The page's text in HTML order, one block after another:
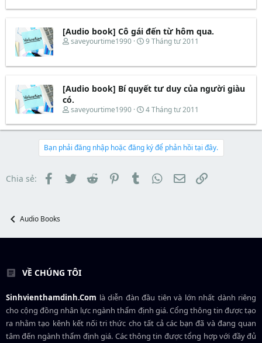
a
t
e
ầ
r
a
d
a
t
e
r
à
b
ắ
ầ
[Audio book] Cô gái đến từ hôm qua.
T
e
d
s
t
a
r
t
e
r
saveyourtime1990
N
y
ắ
đ
ầ
u
9 Tháng tư 2011
[Audio book] Bí quyết tư duy của người giàu
có.
T
r
a
d
t
a
saveyourtime1990
N
à
b
ắ
4 Tháng tư 2011
Bạn phải đăng nhập hoặc đăng ký để phản hồi tại đây.
Chia sẻ: Facebook
TwitterReddit PinterestTumblr WhatsApp
EmailLink
Audio Books
VỀ CHÚNG TÔI
Sinhvienthamdinh.Com là diễn đàn đầu tiên và lớn nhất dành riêng
cho cộng đồng nhân lực ngànhthẩm định giá. Cổng thông tin được tạo
ra nhằm tạo kênh kết nối tri thức cho tất cả các bạn đã và đang quan
tâm đến ngành thẩm định giá. Các thông tin được tổng hợp với đầy đủ